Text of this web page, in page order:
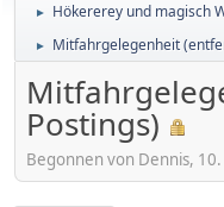
► Hökererey und magisch
► Mitfahrgelegenheit
Postings)
Begonnen von Dennis,